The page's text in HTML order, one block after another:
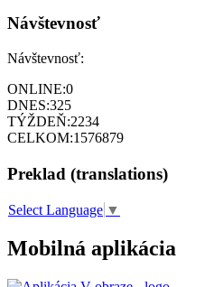
Návštevnosť
Návštevnosť:
ONLINE:0
DNES:325
TÝŽDEŇ:2234
CELKOM:1576879
Preklad (translations)
Select Language ▼
Mobilná aplikácia